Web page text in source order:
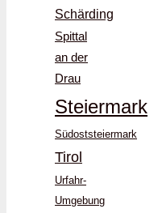
Schärding
Spittal
an der
Drau
Steiermark
Südoststeiermark
Tirol
Urfahr-
Umgebung